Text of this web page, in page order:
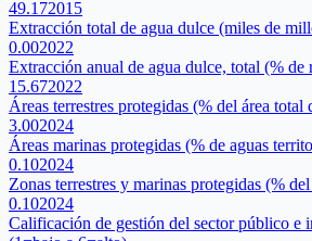
49.172015
Extracción total de agua dulce (miles de
0.002022
Extracción anual de agua dulce, total (% de
15.672022
Áreas terrestres protegidas (% del área total
3.002024
Áreas marinas protegidas (% de aguas
0.102024
Zonas terrestres y marinas protegidas (%
0.102024
Calificación de gestión del sector público e